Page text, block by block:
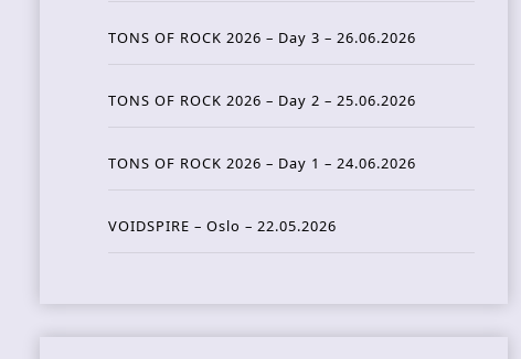
TONS OF ROCK 2026 – Day 3 – 26.06.2026
TONS OF ROCK 2026 – Day 2 – 25.06.2026
TONS OF ROCK 2026 – Day 1 – 24.06.2026
VOIDSPIRE – Oslo – 22.05.2026